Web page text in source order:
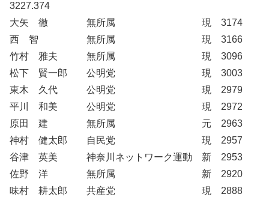
3227.374
大矢 徹 無所属 現 3174
西 智 無所属 現 3166
竹村 雅夫 無所属 現 3096
松下 賢一郎 公明党 現 3003
東木 久代 公明党 現 2979
平川 和美 公明党 現 2972
原田 建 無所属 元 2963
神村 健太郎 自民党 現 2957
谷津 英美 神奈川ネットワーク運動 新 2953
佐野 洋 無所属 新 2920
味村 耕太郎 共産党 現 2888